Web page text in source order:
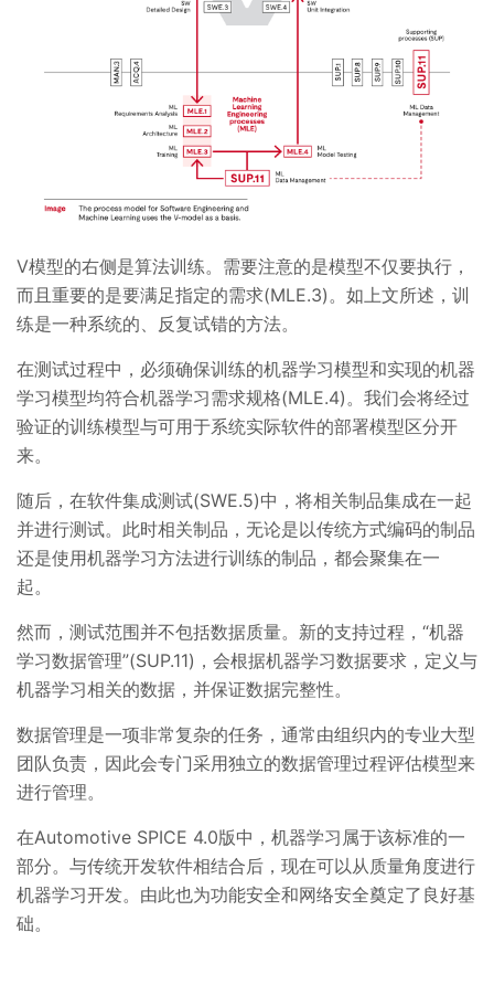
V模型的右侧是算法训练。需要注意的是模型不仅要执行，
而且重要的是要满足指定的需求(MLE.3)。如上文所述，训
练是一种系统的、反复试错的方法。
在测试过程中，必须确保训练的机器学习模型和实现的机器
学习模型均符合机器学习需求规格(MLE.4)。我们会将经过
验证的训练模型与可用于系统实际软件的部署模型区分开
来。
随后，在软件集成测试(SWE.5)中，将相关制品集成在一起
并进行测试。此时相关制品，无论是以传统方式编码的制品
还是使用机器学习方法进行训练的制品，都会聚集在一
起。
然而，测试范围并不包括数据质量。新的支持过程，“机器
学习数据管理”(SUP.11)，会根据机器学习数据要求，定义与
机器学习相关的数据，并保证数据完整性。
数据管理是一项非常复杂的任务，通常由组织内的专业大型
团队负责，因此会专门采用独立的数据管理过程评估模型来
进行管理。
在Automotive SPICE 4.0版中，机器学习属于该标准的一
部分。与传统开发软件相结合后，现在可以从质量角度进行
机器学习开发。由此也为功能安全和网络安全奠定了良好基
础。